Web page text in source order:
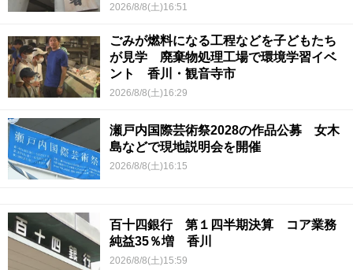
2026/8/8(土)16:51
ごみが燃料になる工程などを子どもたち
が見学 廃棄物処理工場で環境学習イベ
ント 香川・観音寺市
2026/8/8(土)16:29
瀬戸内国際芸術祭2028の作品公募 女木
島などで現地説明会を開催
2026/8/8(土)16:15
百十四銀行 第１四半期決算 コア業務
純益35％増 香川
2026/8/8(土)15:59